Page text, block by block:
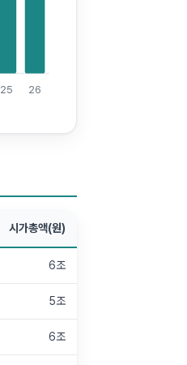
25 26
시가총액(원)
6조
5조
6조